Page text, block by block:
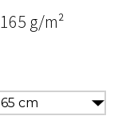
g/m²
cm